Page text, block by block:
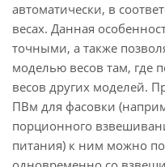
автоматически, в
весах. Данная
точными, а также
моделью весов там, где
весов других моделей.
ПВм для фасовки
порционного
питания) к ним можно